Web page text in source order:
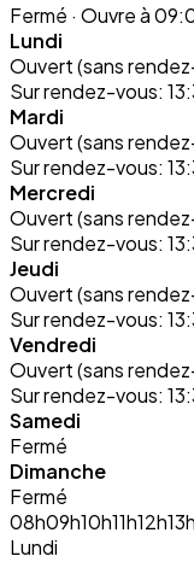
Fermé · Ouvre à
Lundi
Ouvert (sans
Sur rendez-vous:
Mardi
Ouvert (sans
Sur rendez-vous:
Mercredi
Ouvert (sans
Sur rendez-vous:
Jeudi
Ouvert (sans
Sur rendez-vous:
Vendredi
Ouvert (sans
Sur rendez-vous:
Samedi
Fermé
Dimanche
Fermé
08h09h10h11h12h13h
Lundi